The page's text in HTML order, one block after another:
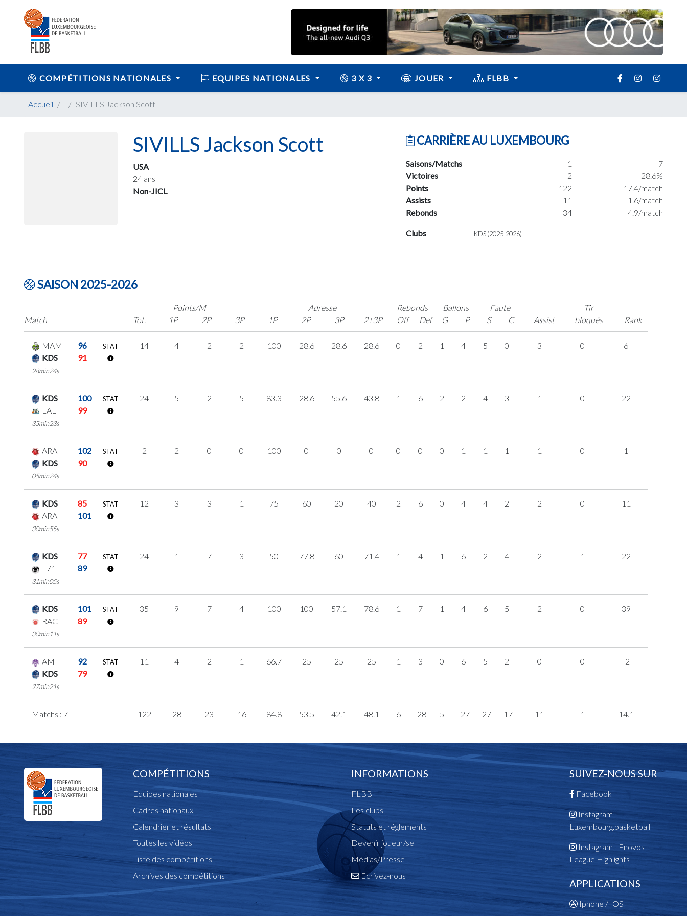
COMPÉTITIONS NATIONALES EQUIPES NATIONALES 3 X 3 JOUER FLBB
Accueil SIVILLS Jackson Scott
SIVILLS Jackson Scott
USA
24 ans
Non-JICL
CARRIÈRE AU LUXEMBOURG
Saisons/Matchs 1
7
Victoires
2
28.6%
Points
122
17.4/match
Assists
11
1.6/match
Rebonds
34 4.9/match
Clubs KDS (2025-2026)
SAISON 2025-2026
Match
Points/M
Tot.
1P 2P 3P
Adresse
1P
2P 3P 2+3P
Rebonds
Off
Def
Ballons
G
P
Faute
S
C Assist
Tir
bloqués
Rank
MAM
96
KDS
91
28min24s
STAT 14 4 2 2 100 28.6 28.6 28.6 0 2 1 4 5 0 3 0 6
KDS
100
LAL
99
35min23s
STAT 24 5 2 5 83.3 28.6 55.6 43.8 1 6 2 2 4 3 1 0 22
ARA
102
KDS
90
05min24s
STAT 2 2 0 0 100 0 0 0 0 0 0 1 1 1 1 0 1
KDS
85
ARA
101
30min55s
STAT 12 3 3 1 75 60 20 40 2 6 0 4 4 2 2 0 11
KDS
77
T71
89
31min05s
STAT 24 1 7 3 50 77.8 60 71.4 1 4 1 6 2 4 2 1 22
KDS
101
RAC
89
30min11s
STAT 35 9 7 4 100 100 57.1 78.6 1 7 1 4 6 5 2 0 39
AMI
92
KDS
79
27min21s
STAT 11 4 2 1 66.7 25 25 25 1 3 0 6 5 2 0 0 -2
Matchs : 7 122 28 23 16 84.8 53.5 42.1 48.1 6 28 5 27 27 17 11 1 14.1
COMPÉTITIONS
Equipes nationales
Cadres nationaux
Calendrier et résultats
Toutes les vidéos
Liste des compétitions
Archives des compétitions
INFORMATIONS
FLBB
Les clubs
Statuts et réglements
Devenir joueur/se
Médias/Presse
Ecrivez-nous
SUIVEZ-NOUS SUR
Facebook
Instagram -
Luxembourg.basketball
Instagram - Enovos
League Highlights
APPLICATIONS
Iphone / IOS